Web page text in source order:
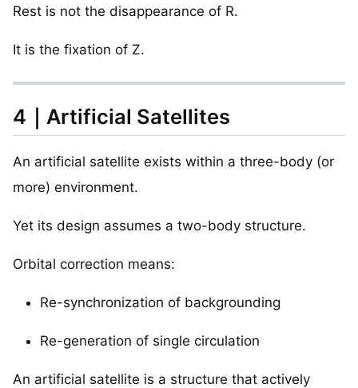
Rest is not the disappearance of R.
It is the fixation of Z.
4｜Artificial Satellites
An artificial satellite exists within a three-body (or
more) environment.
Yet its design assumes a two-body structure.
Orbital correction means:
Re-synchronization of backgrounding
Re-generation of single circulation
An artificial satellite is a structure that actively